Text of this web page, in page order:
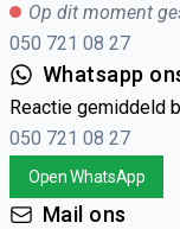
Op dit moment
050 721 08 27
Whatsapp
Reactie gemiddeld
050 721 08 27
Open WhatsApp
Mail ons